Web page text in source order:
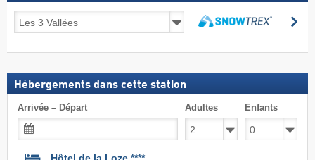
au
forfait
Hébergements dans cette station
Arrivée – Départ Adultes Enfants